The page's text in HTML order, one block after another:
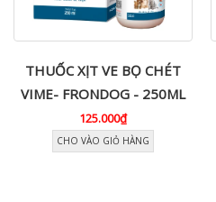
THUỐC XỊT VE BỌ CHÉT
VIME- FRONDOG - 250ML
125.000₫
CHO VÀO GIỎ HÀNG